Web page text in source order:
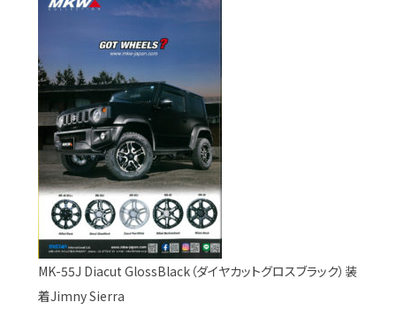
MK-55J Diacut GlossBlack（ダイヤカットグロスブラック）装
着Jimny Sierra